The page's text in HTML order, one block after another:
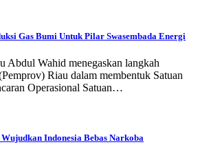
Gas Bumi Untuk Pilar Swasembada Energi
Abdul Wahid menegaskan langkah
Riau dalam membentuk Satuan
Operasional Satuan…
Indonesia Bebas Narkoba